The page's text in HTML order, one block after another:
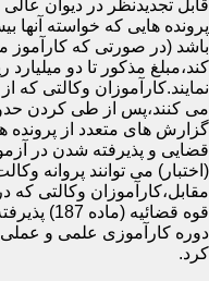
قابل تجدیدنظر در دیوان
پرونده هایی که خواسته آنها
باشد (در صورتی که
کند،مبلغ مذکور تا دو
نمایند.کارآموزان وکالتی که
می کنند،پس از طی کردن
گزارش های متعدد از
قضایی و پذیرفته شدن در
(اختبار) می توانند پروانه
مقابل،کارآموزان وکالتی
قوه
دوره کارآموزی علمی و
کرد.